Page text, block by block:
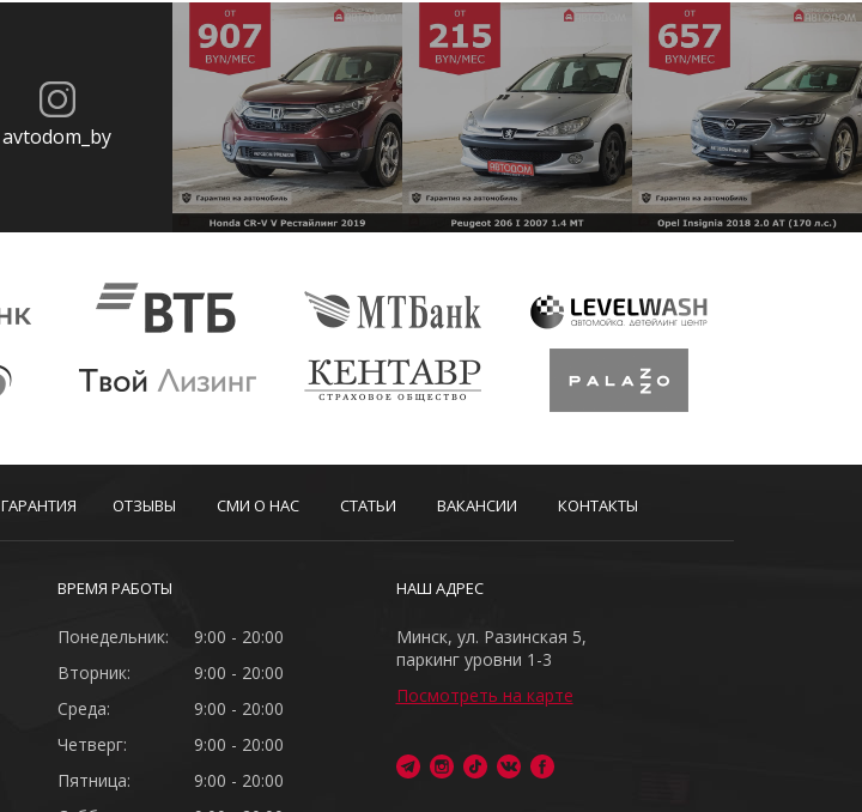
avtodom_by
ГАРАНТИЯ ОТЗЫВЫ СМИ О НАС СТАТЬИ ВАКАНСИИ КОНТАКТЫ
ВРЕМЯ РАБОТЫ
Понедельник:
9:00 - 20:00
Вторник:
9:00 - 20:00
Среда:
9:00 - 20:00
Четверг:
9:00 - 20:00
Пятница:
9:00 - 20:00
НАШ АДРЕС
Минск, ул. Разинская 5,
паркинг уровни 1-3
Посмотреть на карте